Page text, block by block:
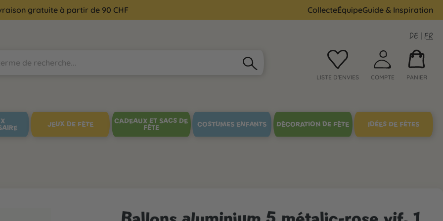
gratuite à partir de 90 CHF CollecteÉquipeGuide & Inspiration
DE | FR
LISTE D'ENVIES COMPTE PANIER
JEUX DE FÊTE
CADEAUX ET SACS DE
FÊTE
COSTUMES ENFANTS DÉCORATION DE FÊTE IDÉES DE FÊTES